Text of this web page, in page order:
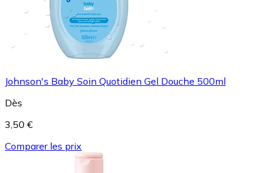
Johnson's Baby Soin Quotidien Gel Douche 500ml
Dès
3,50 €
Comparer les prix